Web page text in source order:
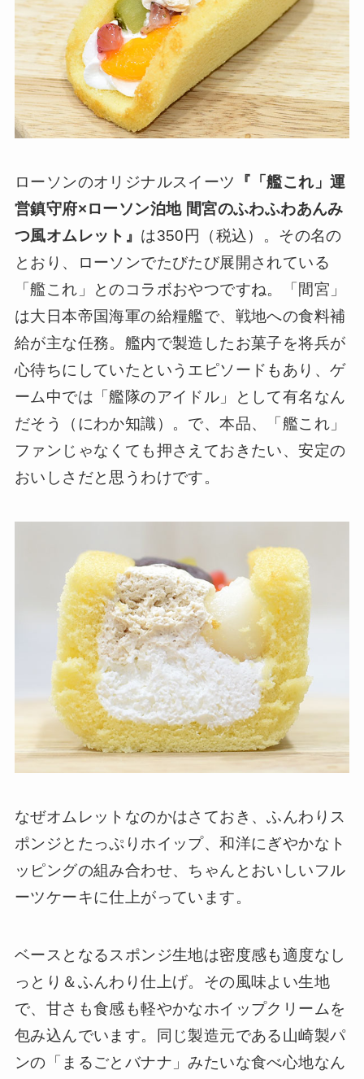
ローソンのオリジナルスイーツ
『「艦これ」運
営鎮守府×ローソン泊地 間宮のふわふわあんみ
つ風オムレット』 は350円（税込）。その名の
とおり、ローソンでたびたび展開されている
「艦これ」とのコラボおやつですね。「間宮」
は大日本帝国海軍の給糧艦で、戦地への食料補
給が主な任務。艦内で製造したお菓子を将兵が
心待ちにしていたというエピソードもあり、ゲ
ーム中では「艦隊のアイドル」として有名なん
だそう（にわか知識）。で、本品、「艦これ」
ファンじゃなくても押さえておきたい、安定の
おいしさだと思うわけです。
なぜオムレットなのかはさておき、ふんわりス
ポンジとたっぷりホイップ、和洋にぎやかなト
ッピングの組み合わせ、ちゃんとおいしいフル
ーツケーキに仕上がっています。
ベースとなるスポンジ生地は密度感も適度なし
っとり＆ふんわり仕上げ。その風味よい生地
で、甘さも食感も軽やかなホイップクリームを
包み込んでいます。同じ製造元である山崎製パ
ンの「まるごとバナナ」みたいな食べ心地なん